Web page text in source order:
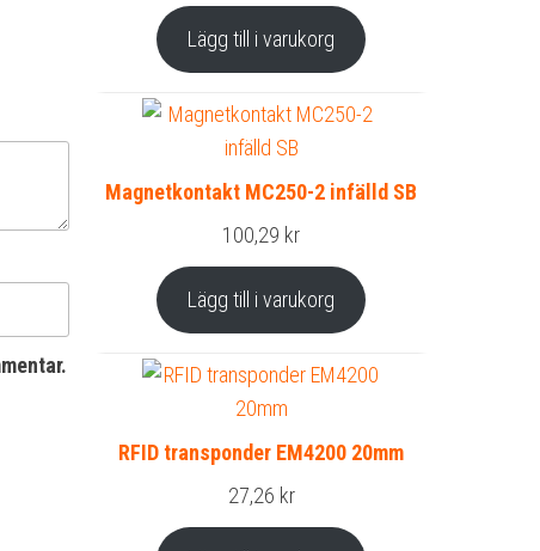
Lägg till i varukorg
Magnetkontakt MC250-2 infälld SB
100,29 kr
Lägg till i varukorg
RFID transponder EM4200 20mm
27,26 kr